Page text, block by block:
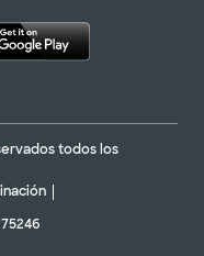
todos los